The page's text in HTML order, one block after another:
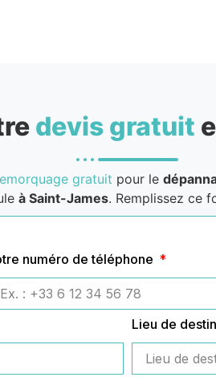
devis gratuit
gratuit pour le
à Saint-James. Remplissez ce
numéro de téléphone
Lieu de